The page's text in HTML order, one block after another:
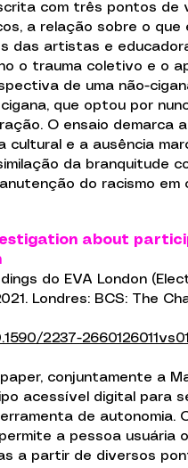
com três pontos de
a relação sobre o
das artistas e
o trauma coletivo e o
de uma não-
que optou por
O ensaio demarca
cultural e a ausência
da branquitude
do racismo em
about
do EVA London
Londres: BCS: The
2237-2660126011vs01
conjuntamente a
acessível digital para
de autonomia.
a pessoa usuária
a partir de diversos